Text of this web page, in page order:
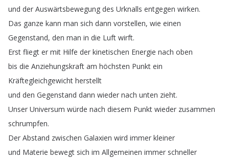
und der Auswärtsbewegung des Urknalls entgegen wirken.
Das ganze kann man sich dann vorstellen, wie einen
Gegenstand, den man in die Luft wirft.
Erst fliegt er mit Hilfe der kinetischen Energie nach oben
bis die Anziehungskraft am höchsten Punkt ein
Kräftegleichgewicht herstellt
und den Gegenstand dann wieder nach unten zieht.
Unser Universum würde nach diesem Punkt wieder zusammen
schrumpfen.
Der Abstand zwischen Galaxien wird immer kleiner
und Materie bewegt sich im Allgemeinen immer schneller